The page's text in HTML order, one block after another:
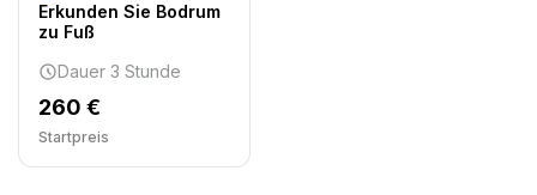
Erkunden Sie Bodrum
zu Fuß
Dauer 3 Stunde
260 €
Startpreis